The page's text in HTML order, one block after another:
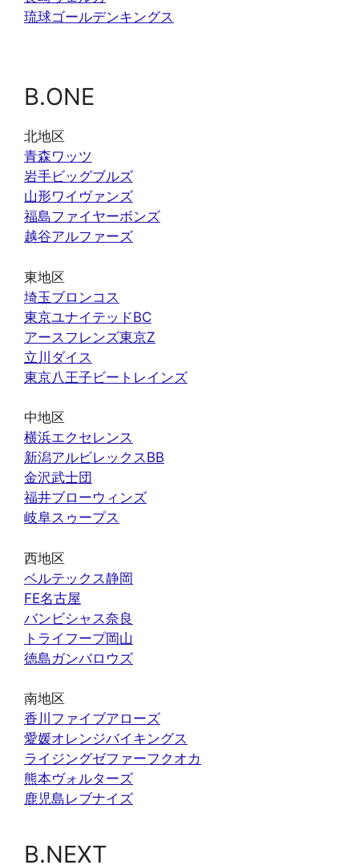
琉球ゴールデンキングス
B.ONE
北地区
青森ワッツ
岩手ビッグブルズ
山形ワイヴァンズ
福島ファイヤーボンズ
越谷アルファーズ
東地区
埼玉ブロンコス
東京ユナイテッドBC
アースフレンズ東京Z
立川ダイス
東京八王子ビートレインズ
中地区
横浜エクセレンス
新潟アルビレックスBB
金沢武士団
福井ブローウィンズ
岐阜スゥープス
西地区
ベルテックス静岡
FE名古屋
バンビシャス奈良
トライフープ岡山
徳島ガンバロウズ
南地区
香川ファイブアローズ
愛媛オレンジバイキングス
ライジングゼファーフクオカ
熊本ヴォルターズ
鹿児島レブナイズ
B.NEXT